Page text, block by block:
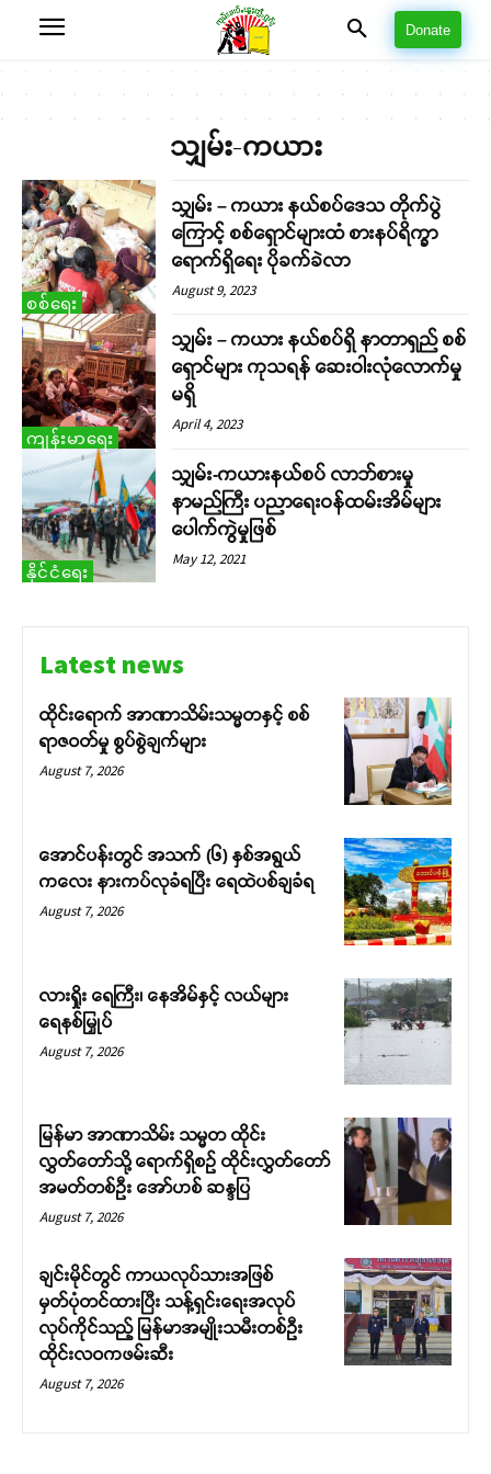
Donate
သျှမ်း-ကယား
စစ်ရေး
သျှမ်း – ကယား နယ်စပ်ဒေသ တိုက်ပွဲ
ကြောင့် စစ်ရှောင်များထံ စားနပ်ရိက္ခာ
ရောက်ရှိရေး ပိုခက်ခဲလာ
August 9, 2023
ကျန်းမာရေး
သျှမ်း – ကယား နယ်စပ်ရှိ နာတာရှည် စစ်
ရှောင်များ ကုသရန် ဆေးဝါးလုံလောက်မှု
မရှိ
April 4, 2023
နိုင်ငံရေး
သျှမ်း-ကယားနယ်စပ် လာဘ်စားမှု
နာမည်ကြီး ပညာရေးဝန်ထမ်းအိမ်များ
ပေါက်ကွဲမှုဖြစ်
May 12, 2021
Latest news
ထိုင်းရောက် အာဏာသိမ်းသမ္မတနှင့် စစ်
ရာဇဝတ်မှု စွပ်စွဲချက်များ
August 7, 2026
အောင်ပန်းတွင် အသက် (၆) နှစ်အရွယ်
ကလေး နားကပ်လုခံရပြီး ရေထဲပစ်ချခံရ
August 7, 2026
လားရှိုး ရေကြီး၊ နေအိမ်နှင့် လယ်များ
ရေနစ်မြှုပ်
August 7, 2026
မြန်မာ အာဏာသိမ်း သမ္မတ ထိုင်း
လွှတ်တော်သို့ ရောက်ရှိစဉ် ထိုင်းလွှတ်တော်
အမတ်တစ်ဦး အော်ဟစ် ဆန္ဒပြ
August 7, 2026
ချင်းမိုင်တွင် ကာယလုပ်သားအဖြစ်
မှတ်ပုံတင်ထားပြီး သန့်ရှင်းရေးအလုပ်
လုပ်ကိုင်သည့် မြန်မာအမျိုးသမီးတစ်ဦး
ထိုင်းလဝကဖမ်းဆီး
August 7, 2026